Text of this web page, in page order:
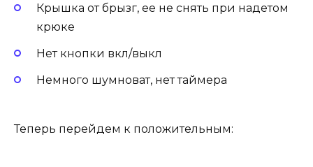
Крышка от брызг, ее не снять при надетом
крюке
Нет кнопки вкл/выкл
Немного шумноват, нет таймера
Теперь перейдем к положительным: